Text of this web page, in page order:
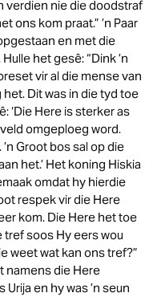
verdien nie die doodstraf
ons kom praat.” ’n Paar
en met die
het gesê: “Dink ’n
vir al die mense van
Dit was in die tyd toe
‘Die Here is sterker as
veld omgeploeg word.
Groot bos sal op die
het.’ Het koning Hiskia
omdat hy hierdie
respek vir die Here
kom. Die Here het toe
tref soos Hy eers wou
weet wat kan ons tref?”
namens die Here
en hy was ’n seun